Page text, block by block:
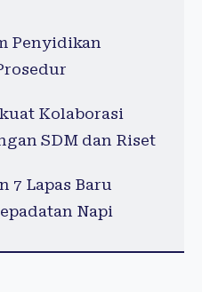
Penyidikan
Kolaborasi
SDM dan Riset
7 Lapas Baru
Napi